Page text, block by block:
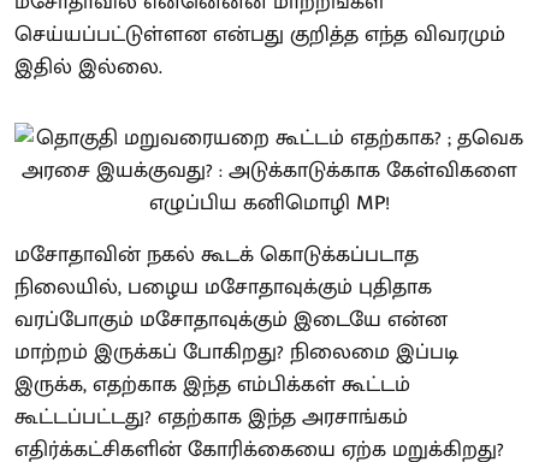
செய்யப்பட்டுள்ளன என்பது குறித்த எந்த விவரமும்
இதில் இல்லை.
மசோதாவின் நகல் கூடக் கொடுக்கப்படாத
நிலையில், பழைய மசோதாவுக்கும் புதிதாக
வரப்போகும் மசோதாவுக்கும் இடையே என்ன
மாற்றம் இருக்கப் போகிறது? நிலைமை இப்படி
இருக்க, எதற்காக இந்த எம்பிக்கள் கூட்டம்
கூட்டப்பட்டது? எதற்காக இந்த அரசாங்கம்
எதிர்க்கட்சிகளின் கோரிக்கையை ஏற்க மறுக்கிறது?